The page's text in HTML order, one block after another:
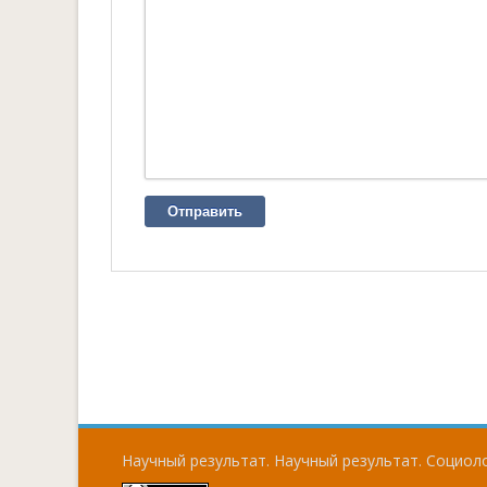
Отправить
Научный результат. Научный результат.